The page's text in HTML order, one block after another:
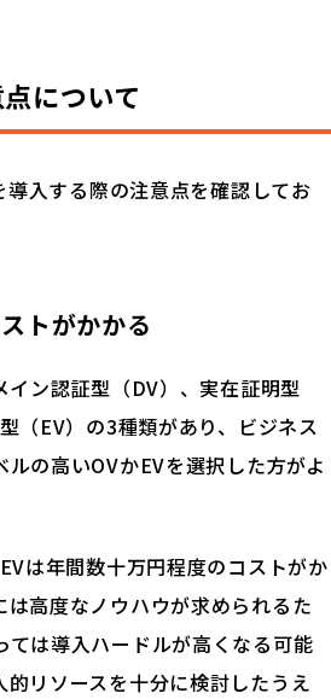
について
入する際の注意点を確認してお
トがかかる
ン認証型（DV）、実在証明型
（EV）の3種類があり、ビジネス
の高いOVかEVを選択した方がよ
は年間数十万円程度のコストがか
は高度なノウハウが求められるた
ては導入ハードルが高くなる可能
リソースを十分に検討したうえ